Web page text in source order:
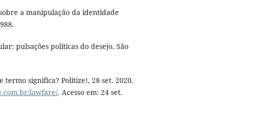
a manipulação da identidade
pulsações políticas do desejo. São
termo significa? Politize!, 28 set. 2020.
lawfare/. Acesso em: 24 set.